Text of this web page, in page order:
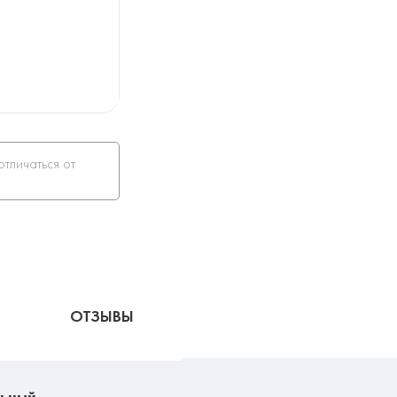
от
ОТЗЫВЫ